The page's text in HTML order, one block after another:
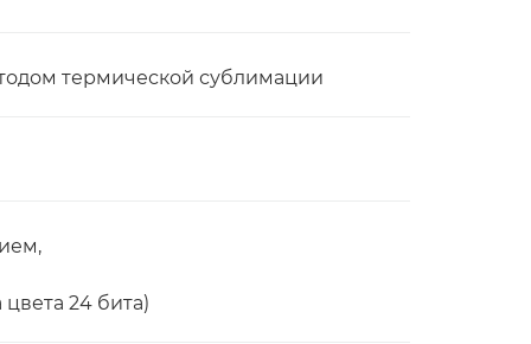
термической сублимации
24 бита)